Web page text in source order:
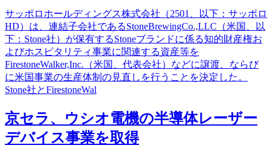
サッポロホールディングス株式会社（2501、以下：サッポロ
HD）は、連結子会社であるStoneBrewingCo.,LLC（米国、以
下：Stone社）が保有するStoneブランドに係る知的財産権お
よびホスピタリティ事業に関連する資産等を
FirestoneWalker,Inc.（米国、代表会社）などに譲渡、ならび
に米国事業の生産体制の見直しを行うことを決定した。
Stone社とFirestoneWal
京セラ、ウシオ電機の半導体レーザー
デバイス事業を取得